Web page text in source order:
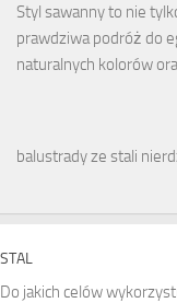
Styl sawanny to nie
prawdziwa podróż do
naturalnych kolorów
balustrady ze stali
STAL
Do jakich celów